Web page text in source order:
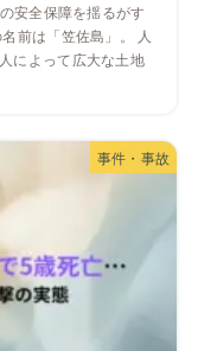
安全保障を揺るがす
前は「笠佐島」。 人
によって広大な土地
事件・事故